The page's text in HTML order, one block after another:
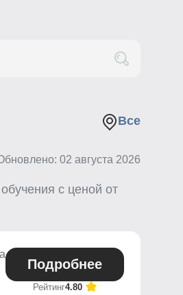
Все
02 августа 2026
с ценой от
Подробнее
Рейтинг4.80